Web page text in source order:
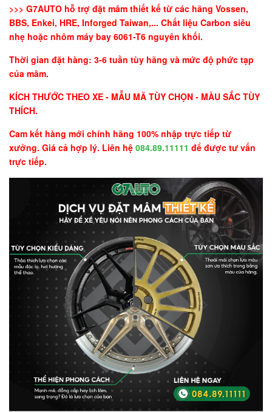
>>> G7AUTO hỗ trợ đặt mâm thiết kế từ các hãng Vossen,
BBS, Enkei, HRE, Inforged Taiwan,... Chất liệu Carbon siêu
nhẹ hoặc nhôm máy bay 6061-T6 nguyên khối.
Thời gian đặt hàng: 3-6 tuần tùy hãng và mức độ phức tạp
của mâm.
KÍCH THƯỚC THEO XE - MẪU MÃ TÙY CHỌN - MÀU SẮC TÙY
THÍCH.
Cam kết hàng mới chính hãng 100% nhập trực tiếp từ
xưởng. Giá cả hợp lý. Liên hệ 084.89.11111 để được tư vấn
trực tiếp.